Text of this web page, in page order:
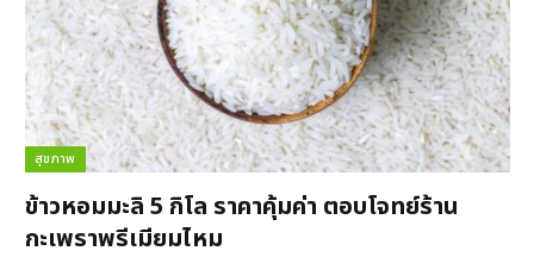
สุขภาพ
ข้าวหอมมะลิ 5 กิโล ราคาคุ้มค่า ตอบโจทย์ร้าน
กะเพราพรีเมียมไหม